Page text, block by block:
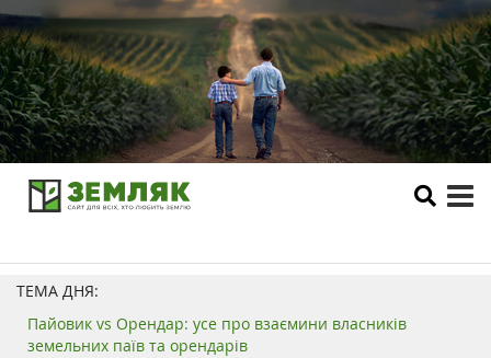
ТЕМА ДНЯ:
Пайовик vs Орендар: усе про взаємини власників
земельних паїв та орендарів